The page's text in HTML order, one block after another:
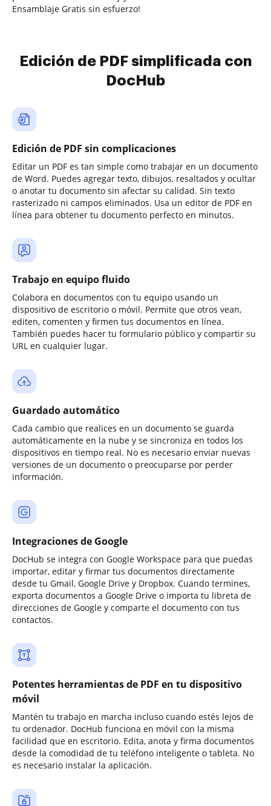
Ensamblaje Gratis sin esfuerzo!
Edición de PDF simplificada con
DocHub
Edición de PDF sin complicaciones
Editar un PDF es tan simple como trabajar en un documento
de Word. Puedes agregar texto, dibujos, resaltados y ocultar
o anotar tu documento sin afectar su calidad. Sin texto
rasterizado ni campos eliminados. Usa un editor de PDF en
línea para obtener tu documento perfecto en minutos.
Trabajo en equipo fluido
Colabora en documentos con tu equipo usando un
dispositivo de escritorio o móvil. Permite que otros vean,
editen, comenten y firmen tus documentos en línea.
También puedes hacer tu formulario público y compartir su
URL en cualquier lugar.
Guardado automático
Cada cambio que realices en un documento se guarda
automáticamente en la nube y se sincroniza en todos los
dispositivos en tiempo real. No es necesario enviar nuevas
versiones de un documento o preocuparse por perder
información.
Integraciones de Google
DocHub se integra con Google Workspace para que puedas
importar, editar y firmar tus documentos directamente
desde tu Gmail, Google Drive y Dropbox. Cuando termines,
exporta documentos a Google Drive o importa tu libreta de
direcciones de Google y comparte el documento con tus
contactos.
Potentes herramientas de PDF en tu dispositivo
móvil
Mantén tu trabajo en marcha incluso cuando estés lejos de
tu ordenador. DocHub funciona en móvil con la misma
facilidad que en escritorio. Edita, anota y firma documentos
desde la comodidad de tu teléfono inteligente o tableta. No
es necesario instalar la aplicación.